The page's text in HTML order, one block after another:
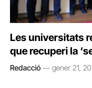
Les universitats
que recuperi la
Redacció gener 21,